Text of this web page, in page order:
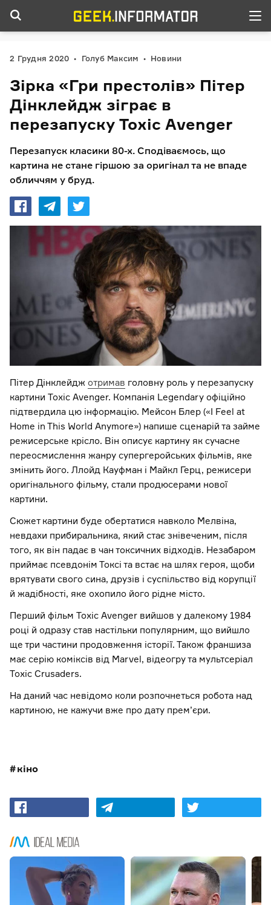
2 Грудня 2020 Голуб Максим Новини
Зірка «Гри престолів» Пітер
Дінклейдж зіграє в
перезапуску Toxic Avenger
Перезапуск класики 80-х. Сподіваємось, що
картина не стане гіршою за оригінал та не впаде
обличчям у бруд.
Пітер Дінклейдж отримав головну роль у перезапуску
картини Toxic Avenger. Компанія Legendary офіційно
підтвердила цю інформацію. Мейсон Блер («I Feel at
Home in This World Anymore») напише сценарій та займе
режисерське крісло. Він описує картину як сучасне
переосмислення жанру супергеройських фільмів, яке
змінить його. Ллойд Кауфман і Майкл Герц, режисери
оригінального фільму, стали продюсерами нової
картини.
Сюжет картини буде обертатися навколо Мелвіна,
невдахи прибиральника, який стає знівеченим, після
того, як він падає в чан токсичних відходів. Незабаром
приймає псевдонім Токсі та встає на шлях героя, щоби
врятувати свого сина, друзів і суспільство від корупції
й жадібності, яке охопило його рідне місто.
Перший фільм Toxic Avenger вийшов у далекому 1984
році й одразу став настільки популярним, що вийшло
ще три частини продовження історії. Також франшиза
має серію коміксів від Marvel, відеогру та мультсеріал
Toxic Crusaders.
На даний час невідомо коли розпочнеться робота над
картиною, не кажучи вже про дату прем’єри.
кіно